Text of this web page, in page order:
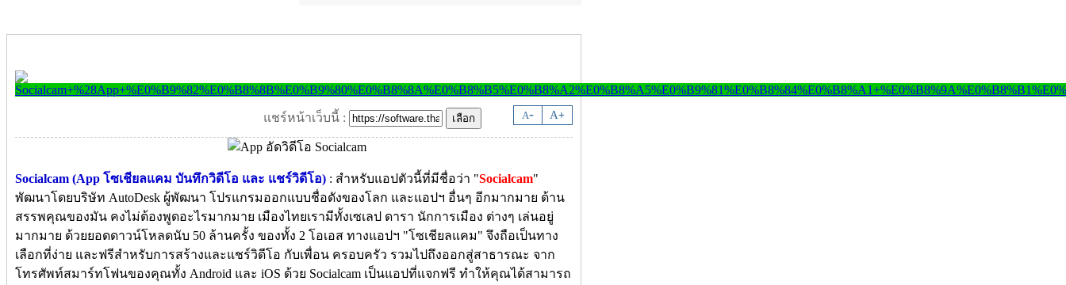
A- A+
แชร์หน้าเว็บนี้ :
Socialcam (App โซเชียลแคม บันทึกวิดีโอ และ แชร์วิดีโอ) : สำหรับแอปตัวนี้ที่มีชื่อว่า "Socialcam"
พัฒนาโดยบริษัท AutoDesk ผู้พัฒนา โปรแกรมออกแบบชื่อดังของโลก และแอปฯ อื่นๆ อีกมากมาย ด้าน
สรรพคุณของมัน คงไม่ต้องพูดอะไรมากมาย เมืองไทยเรามีทั้งเซเลป ดารา นักการเมือง ต่างๆ เล่นอยู่
มากมาย ด้วยยอดดาวน์โหลดนับ 50 ล้านครั้ง ของทั้ง 2 โอเอส ทางแอปฯ "โซเชียลแคม" จึงถือเป็นทาง
เลือกที่ง่าย และฟรีสำหรับการสร้างและแชร์วิดีโอ กับเพื่อน ครอบครัว รวมไปถึงออกสู่สาธารณะ จาก
โทรศัพท์สมาร์ทโฟนของคุณทั้ง Android และ iOS ด้วย Socialcam เป็นแอปที่แจกฟรี ทำให้คุณได้สามารถ